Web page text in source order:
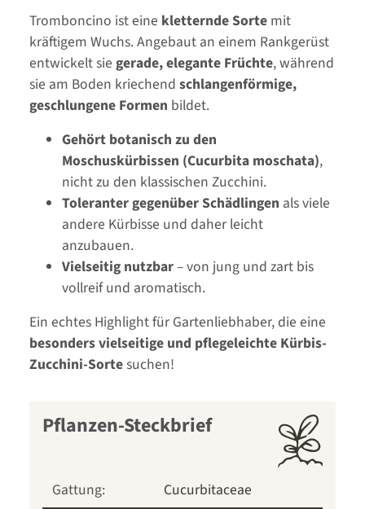
Tromboncino ist eine kletternde Sorte mit
kräftigem Wuchs. Angebaut an einem Rankgerüst
entwickelt sie gerade, elegante Früchte, während
sie am Boden kriechend schlangenförmige,
geschlungene Formen bildet.
Gehört botanisch zu den
Moschuskürbissen (Cucurbita moschata),
nicht zu den klassischen Zucchini.
Toleranter gegenüber Schädlingen als viele
andere Kürbisse und daher leicht
anzubauen.
Vielseitig nutzbar– von jung und zart bis
vollreif und aromatisch.
Ein echtes Highlight für Gartenliebhaber, die eine
besonders vielseitige und pflegeleichte Kürbis-
Zucchini-Sortesuchen!
Pflanzen-Steckbrief
Gattung: Cucurbitaceae